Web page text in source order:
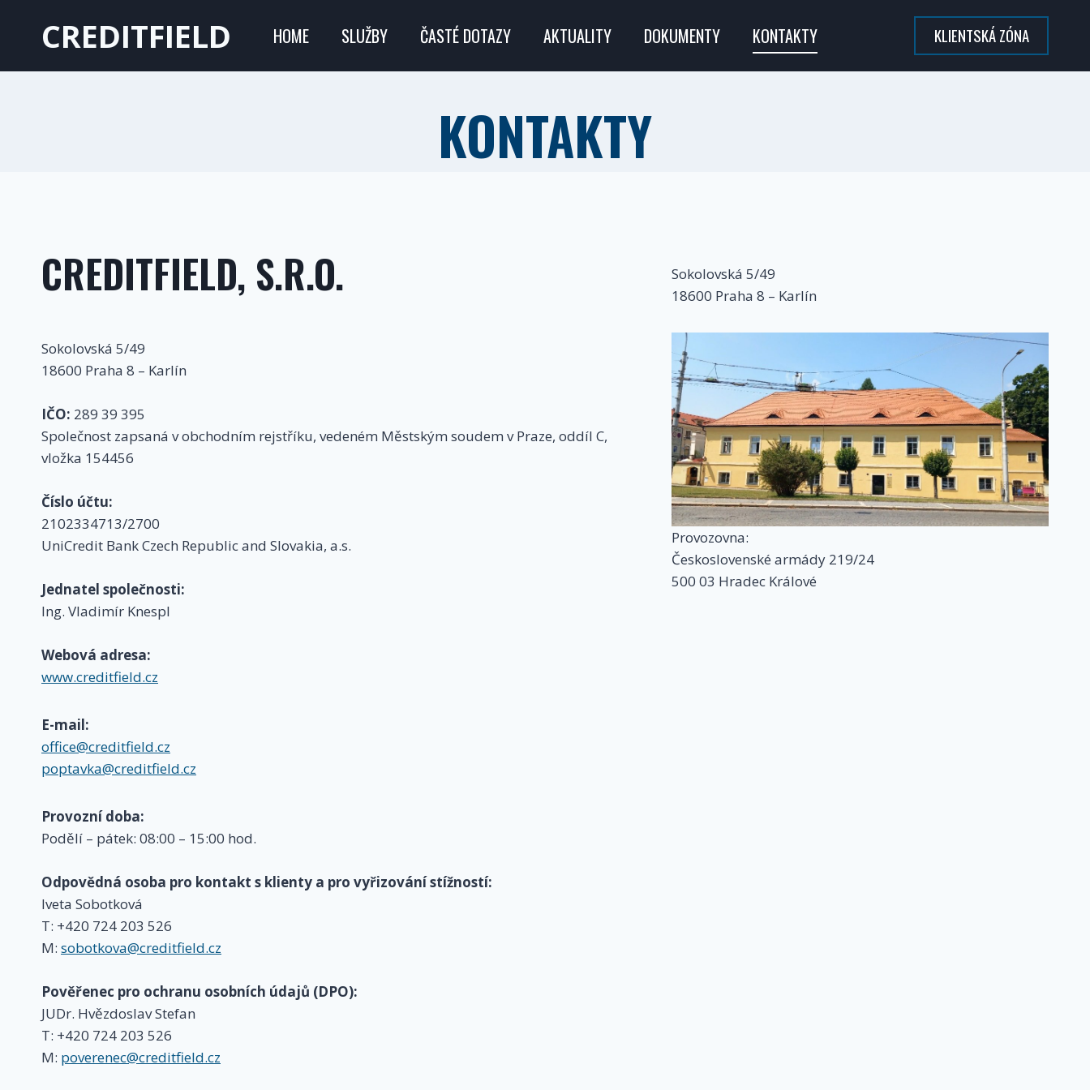
CREDITFIELD HOME SLUŽBY ČASTÉ DOTAZY AKTUALITY DOKUMENTY KONTAKTY KLIENTSKÁ ZÓNA
KONTAKTY
CREDITFIELD, S.R.O.
Sokolovská 5/49
18600 Praha 8 – Karlín
IČO: 289 39 395
Společnost zapsaná v obchodním rejstříku, vedeném Městským soudem v Praze, oddíl C,
vložka 154456
Číslo účtu:
2102334713/2700
UniCredit Bank Czech Republic and Slovakia, a.s.
Jednatel společnosti:
Ing. Vladimír Knespl
Webová adresa:
www.creditfield.cz
E-mail:
office@creditfield.cz
poptavka@creditfield.cz
Provozní doba:
Podělí – pátek: 08:00 – 15:00 hod.
Odpovědná osoba pro kontakt s klienty a pro vyřizování stížností:
Iveta Sobotková
T: +420 724 203 526
M: sobotkova@creditfield.cz
Pověřenec pro ochranu osobních údajů (DPO):
JUDr. Hvězdoslav Stefan
T: +420 724 203 526
M: poverenec@creditfield.cz
Sokolovská 5/49
18600 Praha 8 – Karlín
Provozovna:
Československé armády 219/24
500 03 Hradec Králové